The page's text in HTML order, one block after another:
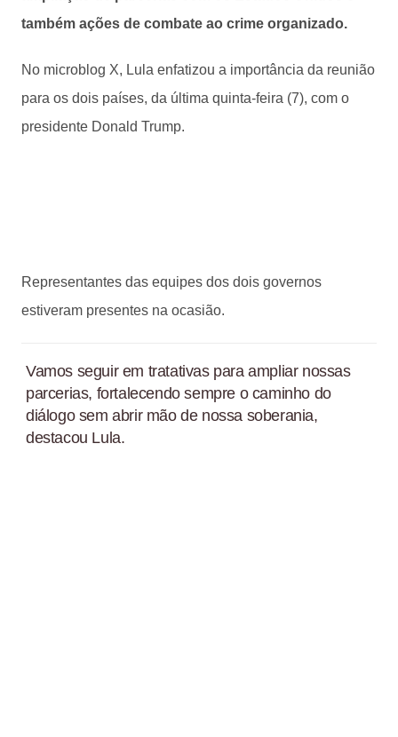
também ações de combate ao crime organizado.
No microblog X, Lula enfatizou a importância da reunião
para os dois países, da última quinta-feira (7), com o
presidente Donald Trump.
Representantes das equipes dos dois governos
estiveram presentes na ocasião.
Vamos seguir em tratativas para ampliar nossas
parcerias, fortalecendo sempre o caminho do
diálogo sem abrir mão de nossa soberania,
destacou Lula.